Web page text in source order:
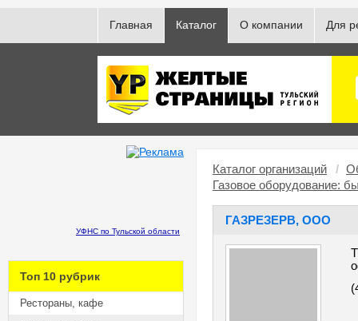
Главная Каталог О компании Для
УФНС по Тульской области
Топ 10 рубрик
Рестораны, кафе
Каталог организаций /
Газовое оборудование:
ГАЗРЕЗЕРВ, ООО